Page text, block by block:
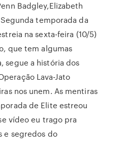
Badgley,Elizabeth
temporada da
na sexta-feira (10/5)
que tem algumas
segue a história dos
Lava-Jato
nos unem. As mentiras
de Elite estreou
vídeo eu trago pra
e segredos do